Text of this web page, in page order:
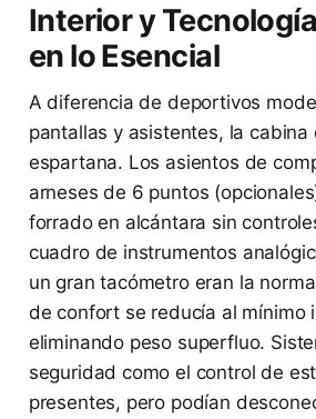
Interior y
en lo Esencial
A diferencia de deportivos
pantallas y asistentes, la cabina
espartana. Los asientos de
arneses de 6 puntos
forrado en alcántara sin
cuadro de instrumentos
un gran tacómetro eran la
de confort se reducía al mínimo
eliminando peso superfluo.
seguridad como el control de
presentes, pero podían